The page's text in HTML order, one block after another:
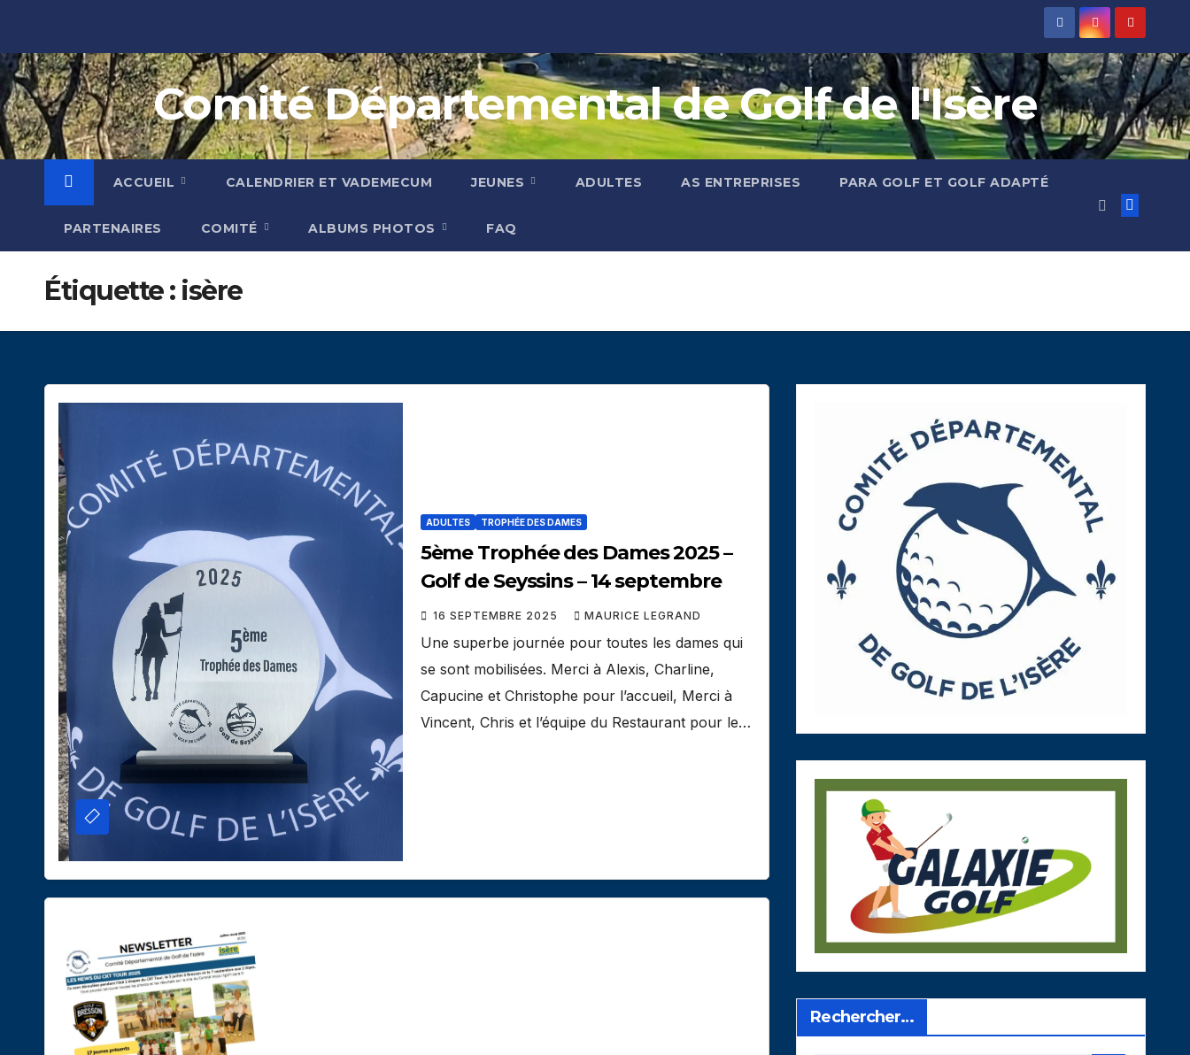
content
Comité Départemental de Golf de l'Isère
ACCUEIL CALENDRIER ET VADEMECUM JEUNES ADULTES AS ENTREPRISES PARA GOLF ET GOLF ADAPTÉ
PARTENAIRES COMITÉ ALBUMS PHOTOS FAQ
Étiquette : isère
ADULTES TROPHÉE DES DAMES
5ème Trophée des Dames 2025 –
Golf de Seyssins – 14 septembre
16 SEPTEMBRE 2025 MAURICE LEGRAND
Une superbe journée pour toutes les dames qui
se sont mobilisées. Merci à Alexis, Charline,
Capucine et Christophe pour l’accueil, Merci à
Vincent, Chris et l’équipe du Restaurant pour le…
Rechercher…